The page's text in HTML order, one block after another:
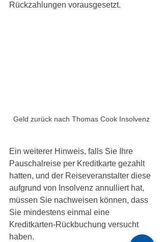
Rückzahlungen vorausgesetzt.
Geld zurück nach Thomas Cook Insolvenz
Ein weiterer Hinweis, falls Sie Ihre
Pauschalreise per Kreditkarte gezahlt
hatten, und der Reiseveranstalter diese
aufgrund von Insolvenz annulliert hat,
müssen Sie nachweisen können, dass
Sie mindestens einmal eine
Kreditkarten-Rückbuchung versucht
haben.